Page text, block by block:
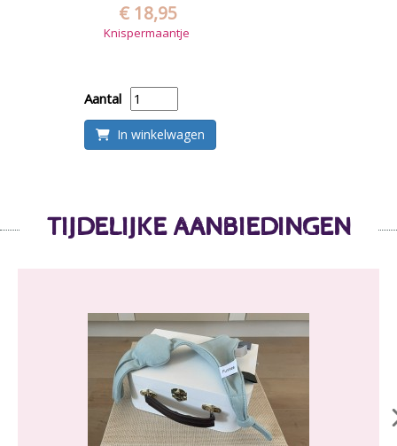
€ 18,95
Knispermaantje
Aantal
In winkelwagen
TIJDELIJKE AANBIEDINGEN